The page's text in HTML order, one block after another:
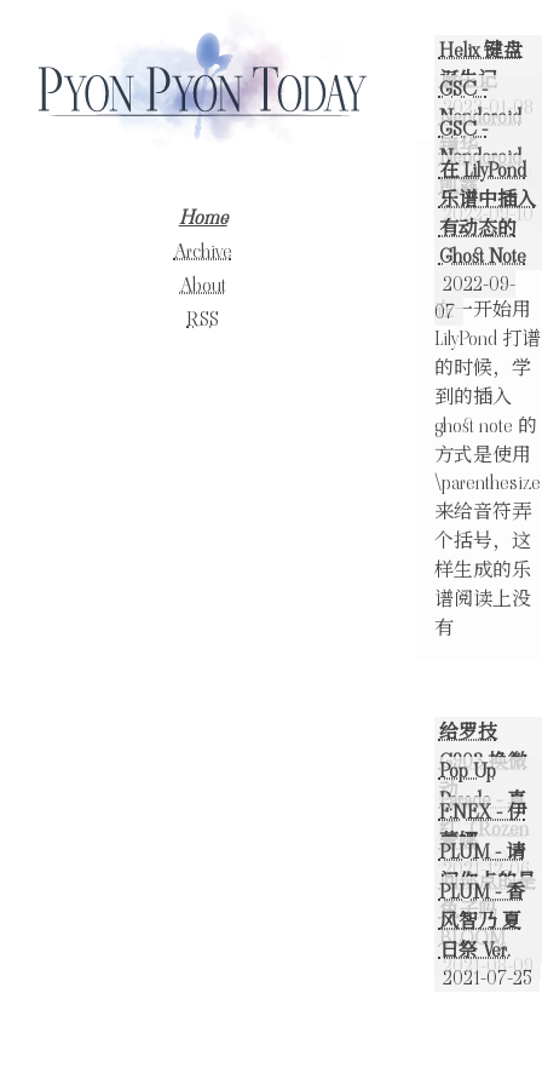
Home
Archive
About
RSS
Helix 键盘
诞生记
2023-01-08
GSC -
Nendoroid
镜华
2022-10-29
GSC -
Nendoroid
凯露
2022-09-10
在 LilyPond
乐谱中插入
有动态的
Ghost Note
2022-09-
07
在一开始用
LilyPond 打谱
的时候，学
到的插入
ghost note 的
方式是使用
\parenthesize
来给音符弄
个括号，这
样生成的乐
谱阅读上没
有
给罗技
G903 换微
动
2022-08-
22
Pop Up
Parade - 真
红（Rozen
Maiden）
2021-12-27
F:NEX - 伊
蕾娜
2021-12-06
PLUM - 请
问你点的是
兔子吗
BLOOM
2021-08-09
PLUM - 香
风智乃 夏
日祭 Ver.
2021-07-25
More ➠